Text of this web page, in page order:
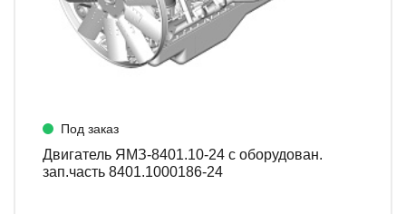
Под заказ
Двигатель ЯМЗ-8401.10-24 с оборудован.
зап.часть 8401.1000186-24